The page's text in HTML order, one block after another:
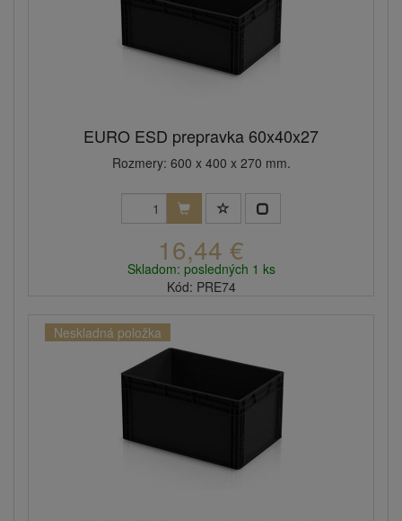
EURO ESD prepravka 60x40x27
Rozmery: 600 x 400 x 270 mm.
16,44 €
Skladom: posledných 1 ks
Kód: PRE74
Neskladná položka